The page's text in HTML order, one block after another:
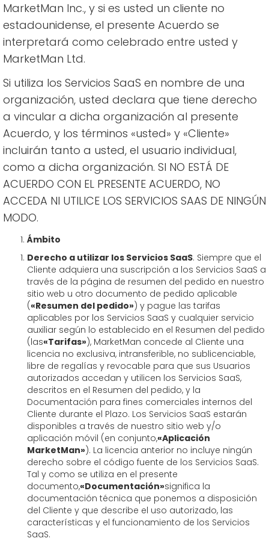
MarketMan Inc., y si es usted un cliente no
estadounidense, el presente Acuerdo se
interpretará como celebrado entre usted y
MarketMan Ltd.
Si utiliza los Servicios SaaS en nombre de una
organización, usted declara que tiene derecho
a vincular a dicha organización al presente
Acuerdo, y los términos «usted» y «Cliente»
incluirán tanto a usted, el usuario individual,
como a dicha organización. SI NO ESTÁ DE
ACUERDO CON EL PRESENTE ACUERDO, NO
ACCEDA NI UTILICE LOS SERVICIOS SAAS DE NINGÚN
MODO.
Ámbito
Derecho a utilizar los Servicios SaaS. Siempre que el
Cliente adquiera una suscripción a los Servicios SaaS a
través de la página de resumen del pedido en nuestro
sitio web u otro documento de pedido aplicable
(«Resumen del pedido») y pague las tarifas
aplicables por los Servicios SaaS y cualquier servicio
auxiliar según lo establecido en el Resumen del pedido
(las«Tarifas»), MarketMan concede al Cliente una
licencia no exclusiva, intransferible, no sublicenciable,
libre de regalías y revocable para que sus Usuarios
autorizados accedan y utilicen los Servicios SaaS,
descritos en el Resumen del pedido, y la
Documentación para fines comerciales internos del
Cliente durante el Plazo. Los Servicios SaaS estarán
disponibles a través de nuestro sitio web y/o
aplicación móvil (en conjunto,«Aplicación
MarketMan»). La licencia anterior no incluye ningún
derecho sobre el código fuente de los Servicios SaaS.
Tal y como se utiliza en el presente
documento,«Documentación»significa la
documentación técnica que ponemos a disposición
del Cliente y que describe el uso autorizado, las
características y el funcionamiento de los Servicios
SaaS.